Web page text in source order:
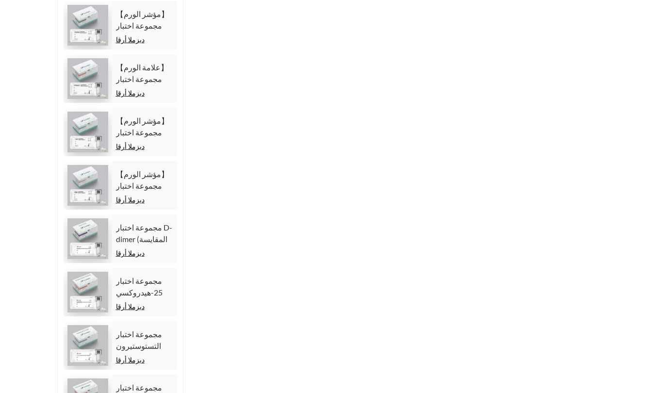
الكيميائية الضوئية
【مؤشر الورم】
مجموعة اختبار
مستضد
الكيميائية الضوئية
ديزملا أرقا
【علامة الورم】
مجموعة اختبار
Cytokeratin19
الكيميائية الضوئية
ديزملا أرقا
【مؤشر الورم】
مجموعة اختبار
ألفا فيتوبروتين
الضوئية
المتجانسة)
ديزملا أرقا
【مؤشر الورم】
مجموعة اختبار
مستضد السرطان
الكيميائية الضوئية
المتجانسة)
ديزملا أرقا
مجموعة اختبار D-
dimer (المقايسة
المناعية للتألق
ديزملا أرقا
مجموعة اختبار
25-هيدروكسي
فيتامين د (مقايسة
ديزملا أرقا
مجموعة اختبار
التستوستيرون
(المقايسة المناعية
ديزملا أرقا
مجموعة اختبار